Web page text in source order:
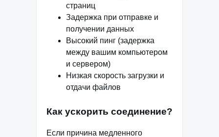
страниц
Задержка при отправке и
получении данных
Высокий пинг (задержка
между вашим компьютером
и сервером)
Низкая скорость загрузки и
отдачи файлов
Как ускорить соединение?
Если причина медленного